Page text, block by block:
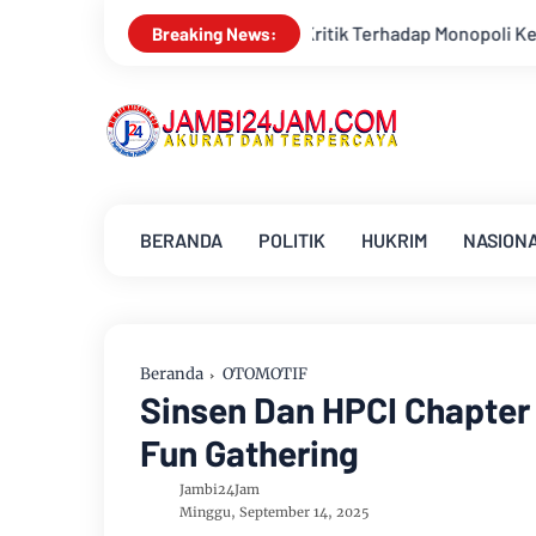
Breaking News:
Terhadap Monopoli Kebenaran oleh Media dan Aktivis
BERANDA POLITIK HUKRIM
Beranda OTOMOTIF
Sinsen Dan HPCI
Fun Gathering
Jambi24Jam
Minggu, September 14, 2025